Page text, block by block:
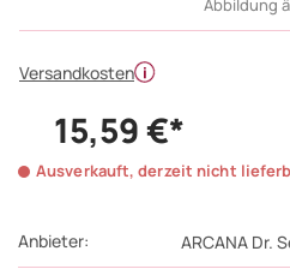
Abbildung
Versandkosten
Anbieter: ARCANA Dr.
15,59 €*
Ausverkauft, derzeit nicht